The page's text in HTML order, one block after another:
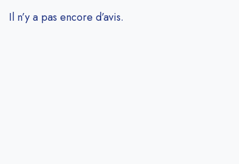
Il n’y a pas encore d’avis.